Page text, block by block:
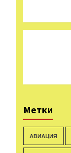
Метки
АВИАЦИЯ